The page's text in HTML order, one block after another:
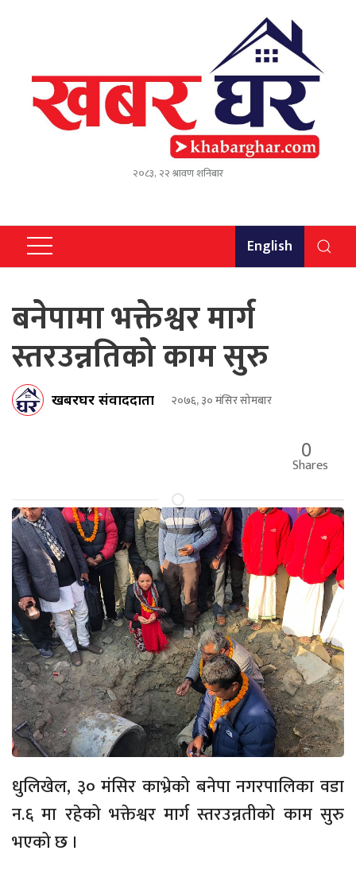
२०८३, २२ श्रावण शनिबार
English
बनेपामा भक्तेश्वर मार्ग
स्तरउन्नतिको काम सुरु
खबरघर संवाददाता २०७६, ३० मंसिर सोमबार
0
Shares
धुलिखेल, ३० मंसिर काभ्रेको बनेपा नगरपालिका वडा
न.६ मा रहेको भक्तेश्वर मार्ग स्तरउन्नतीको काम सुरु
भएको छ ।